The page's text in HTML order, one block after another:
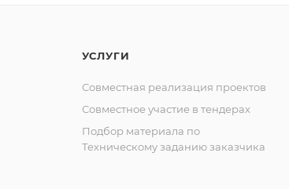
УСЛУГИ
Совместная реализация проектов
Совместное участие в тендерах
Подбор материала по
Техническому заданию заказчика